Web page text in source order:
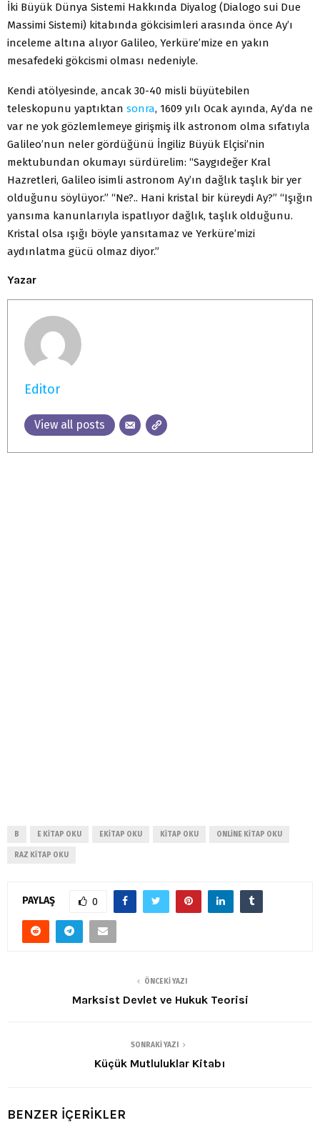
İki Büyük Dünya Sistemi Hakkında Diyalog (Dialogo sui Due
Massimi Sistemi) kitabında gökcisimleri arasında önce Ay’ı
inceleme altına alıyor Galileo, Yerküre’mize en yakın
mesafedeki gökcismi olması nedeniyle.
Kendi atölyesinde, ancak 30-40 misli büyütebilen
teleskopunu yaptıktan sonra, 1609 yılı Ocak ayında, Ay’da ne
var ne yok gözlemlemeye girişmiş ilk astronom olma sıfatıyla
Galileo’nun neler gördüğünü İngiliz Büyük Elçisi’nin
mektubundan okumayı sürdürelim: “Saygıdeğer Kral
Hazretleri, Galileo isimli astronom Ay’ın dağlık taşlık bir yer
olduğunu söylüyor.” “Ne?.. Hani kristal bir küreydi Ay?” “Işığın
yansıma kanunlarıyla ispatlıyor dağlık, taşlık olduğunu.
Kristal olsa ışığı böyle yansıtamaz ve Yerküre’mizi
aydınlatma gücü olmaz diyor.”
Yazar
Editor
View all posts
B E KITAP OKU EKITAP OKU KITAP OKU ONLINE KITAP OKU
RAZ KITAP OKU
PAYLAŞ 0
ÖNCEKI YAZI
Marksist Devlet ve Hukuk Teorisi
SONRAKI YAZI
Küçük Mutluluklar Kitabı
BENZER İÇERİKLER